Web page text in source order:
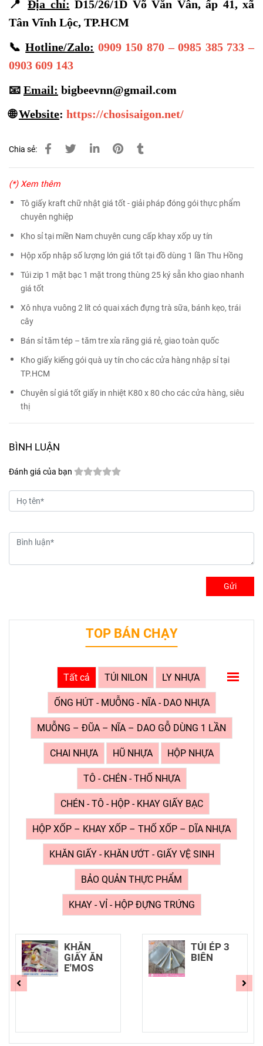
📍 Địa chỉ: D15/26/1D Võ Văn Vân, ấp 41, xã
Tân Vĩnh Lộc, TP.HCM
📞 Hotline/Zalo: 0909 150 870 – 0985 385 733 –
0903 609 143
📧 Email: bigbeevnn@gmail.com
🌐 Website: https://chosisaigon.net/
Chia sẻ:
(*) Xem thêm
Tô giấy kraft chữ nhật giá tốt - giải pháp đóng gói thực phẩm
chuyên nghiệp
Kho sỉ tại miền Nam chuyên cung cấp khay xốp uy tín
Hộp xốp nhập số lượng lớn giá tốt tại đồ dùng 1 lần Thu Hồng
Túi zip 1 mặt bạc 1 mặt trong thùng 25 ký sẵn kho giao nhanh
giá tốt
Xô nhựa vuông 2 lít có quai xách đựng trà sữa, bánh kẹo, trái
cây
Bán sỉ tăm tép – tăm tre xỉa răng giá rẻ, giao toàn quốc
Kho giấy kiếng gói quà uy tín cho các cửa hàng nhập sỉ tại
TP.HCM
Chuyên sỉ giá tốt giấy in nhiệt K80 x 80 cho các cửa hàng, siêu
thị
BÌNH LUẬN
Đánh giá của bạn
Gửi
TOP BÁN CHẠY
Tất cả TÚI NILON LY NHỰA
ỐNG HÚT - MUỖNG - NĨA - DAO NHỰA
MUỖNG – ĐŨA – NĨA – DAO GỖ DÙNG 1 LẦN
CHAI NHỰA HŨ NHỰA HỘP NHỰA
TÔ - CHÉN - THỐ NHỰA
CHÉN - TÔ - HỘP - KHAY GIẤY BẠC
HỘP XỐP – KHAY XỐP – THỐ XỐP – DĨA NHỰA
KHĂN GIẤY - KHĂN ƯỚT - GIẤY VỆ SINH
BẢO QUẢN THỰC PHẨM
KHAY - VỈ - HỘP ĐỰNG TRỨNG
TÚI ÉP 3
BIÊN
MÀNG
NILON GÓI